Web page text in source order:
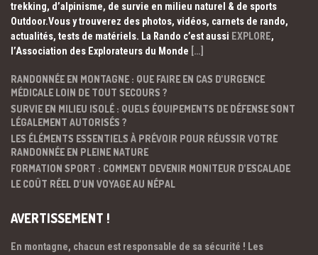
trekking, d’alpinisme, de survie en milieu naturel & de sports
Outdoor.Vous y trouverez des photos, vidéos, carnets de rando,
actualités, tests de matériels. La Rando c’est aussi EXPLORE,
l’Association des Explorateurs du Monde […]
RANDONNÉE EN MONTAGNE : QUE FAIRE EN CAS D’URGENCE
MÉDICALE LOIN DE TOUT SECOURS ?
SURVIE EN MILIEU ISOLÉ : QUELS ÉQUIPEMENTS DE DÉFENSE SONT
LÉGALEMENT AUTORISÉS ?
LES ÉLÉMENTS ESSENTIELS À PRÉVOIR POUR RÉUSSIR VOTRE
RANDONNÉE EN PLEINE NATURE
FORMATION SPORT : COMMENT DEVENIR MONITEUR D’ESCALADE
LE COÛT RÉEL D’UN VOYAGE AU NÉPAL
AVERTISSEMENT !
En montagne, chacun est responsable de sa sécurité ! Les